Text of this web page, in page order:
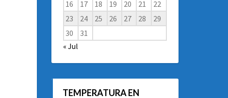
16
17 18 19 20 21
22
23
24 25 26 27 28
29
30
31
« Jul
TEMPERATURA EN